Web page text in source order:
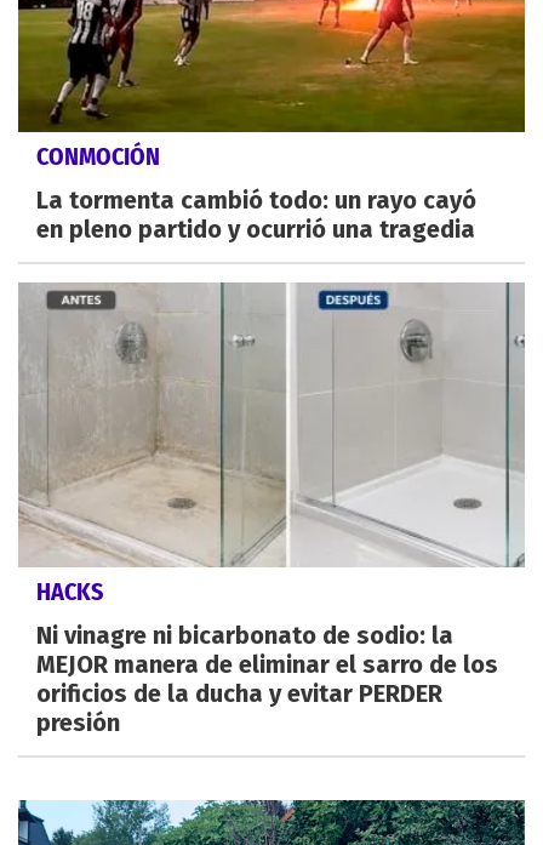
CONMOCIÓN
La tormenta cambió todo: un rayo cayó
en pleno partido y ocurrió una tragedia
HACKS
Ni vinagre ni bicarbonato de sodio: la
MEJOR manera de eliminar el sarro de los
orificios de la ducha y evitar PERDER
presión